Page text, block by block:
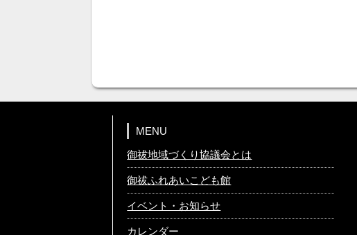
MENU
御祓地域づくり協議会とは
御祓ふれあいこども館
イベント・お知らせ
カレンダー